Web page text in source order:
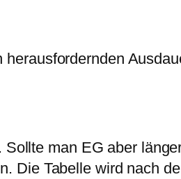
man EG aber
Die Tabelle wird nach